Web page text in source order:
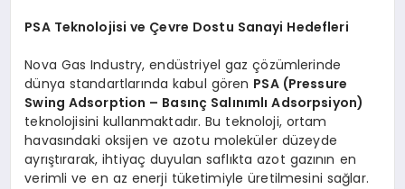
PSA Teknolojisi ve Çevre Dostu Sanayi Hedefleri
Nova Gas Industry, endüstriyel gaz çözümlerinde
dünya standartlarında kabul gören PSA (Pressure
Swing Adsorption – Basınç Salınımlı Adsorpsiyon)
teknolojisini kullanmaktadır. Bu teknoloji, ortam
havasındaki oksijen ve azotu moleküler düzeyde
ayrıştırarak, ihtiyaç duyulan saflıkta azot gazının en
verimli ve en az enerji tüketimiyle üretilmesini sağlar.